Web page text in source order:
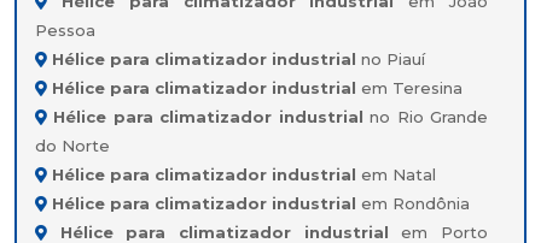
Pessoa
Hélice para climatizador industrial no Piauí
Hélice para climatizador industrial em Teresina
Hélice para climatizador industrial no Rio Grande
do Norte
Hélice para climatizador industrial em Natal
Hélice para climatizador industrial em Rondônia
Hélice para climatizador industrial em Porto